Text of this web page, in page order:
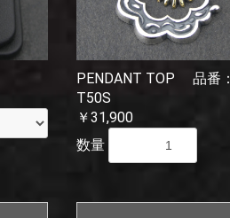
PENDANT TOP 品番：
T50S
￥31,900
数量